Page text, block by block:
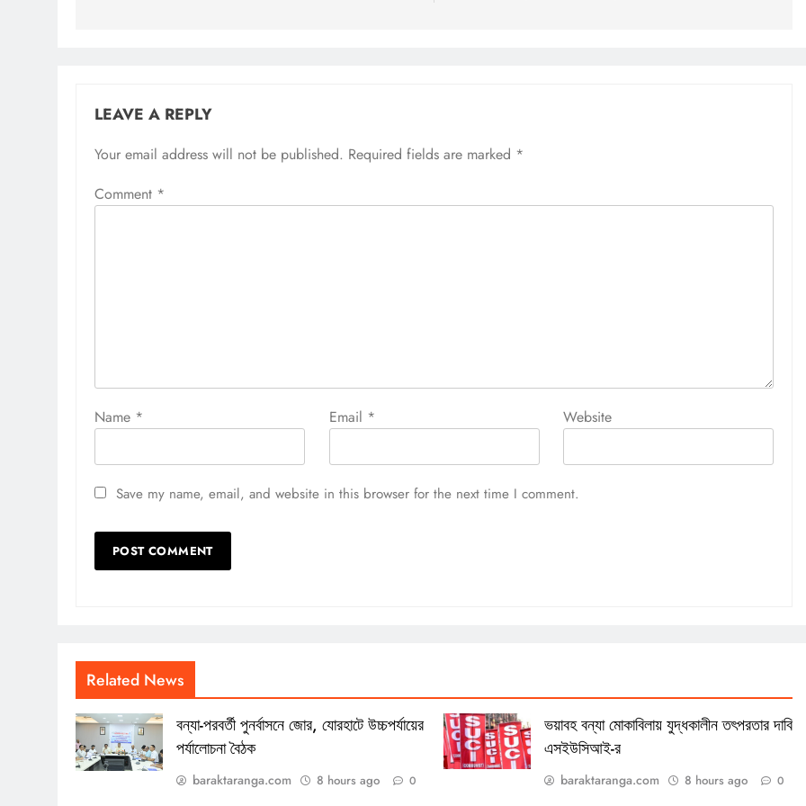
LEAVE A REPLY
Your email address will not be published. Required fields are marked *
Comment *
Name * Email * Website
Save my name, email, and website in this browser for the next time I comment.
Related News
বন্যা-পরবর্তী পুনর্বাসনে জোর, যোরহাটে উচ্চপর্যায়ের
পর্যালোচনা বৈঠক
baraktaranga.com 8 hours ago 0
ভয়াবহ বন্যা মোকাবিলায় যুদ্ধকালীন তৎপরতার দাবি
এসইউসিআই-র
baraktaranga.com 8 hours ago 0